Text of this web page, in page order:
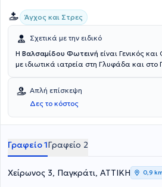
Άγχος και Στρες
Σχετικά με την ειδικό
Η Βαλσαμίδου Φωτεινή είναι Γενικός
με ιδιωτικά ιατρεία στη Γλυφάδα και στο
Πανεπιστημίου Αθηνών και είναι
Ακαδημίας Ομοιοπαθητικής. Έχει
Γενικό Νοσοκομείο Αθηνών
Κέντρο Υγείας Μαρκόπουλου. Η γιατρός
Στο ιδιωτικό της ιατρείο αντιμετωπίζει
παθήσεις, δυσκοιλιότητα, δυσμηνόροια,
ψωρίαση.
Απλή επίσκεψη
Δες το κόστος
Γραφείο 1Γραφείο 2
Χείρωνος 3, Παγκράτι, ΑΤΤΙΚΗ 0,9 km